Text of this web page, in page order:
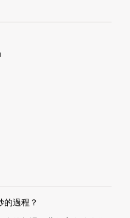
的過程？